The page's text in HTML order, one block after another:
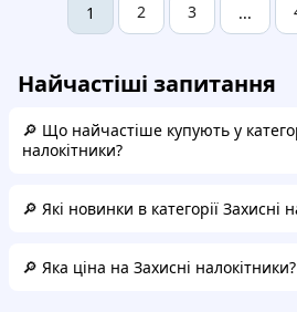
1 2 3 ...
Найчастіші запитання
🔎 Що найчастіше купують у
налокітники?
🔎 Які новинки в категорії Захисні
🔎 Яка ціна на Захисні налокітники?